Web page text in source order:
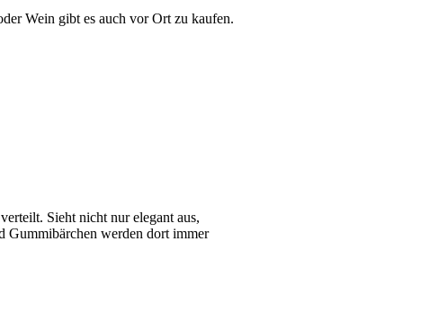
Wein gibt es auch vor Ort zu kaufen.
verteilt. Sieht nicht nur elegant aus,
Gummibärchen werden dort immer